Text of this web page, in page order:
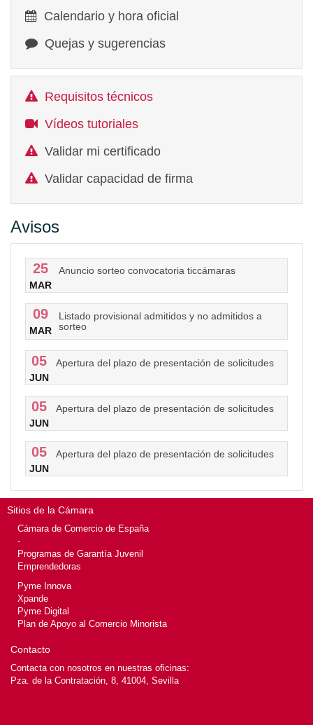
Calendario y hora oficial
Quejas y sugerencias
Requisitos técnicos
Vídeos tutoriales
Validar mi certificado
Validar capacidad de firma
Avisos
25
MAR
Anuncio sorteo convocatoria ticcámaras
09
MAR
Listado provisional admitidos y no admitidos a
sorteo
05
JUN
Apertura del plazo de presentación de solicitudes
05
JUN
Apertura del plazo de presentación de solicitudes
05
JUN
Apertura del plazo de presentación de solicitudes
Sitios de la Cámara
Cámara de Comercio de España
-
Programas de Garantía Juvenil
Emprendedoras
Pyme Innova
Xpande
Pyme Digital
Plan de Apoyo al Comercio Minorista
Contacto
Contacta con nosotros en nuestras oficinas:
Pza. de la Contratación, 8, 41004, Sevilla